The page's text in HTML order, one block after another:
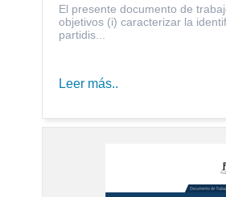
El presente documento de
objetivos (i) caracterizar la
partidis...
Leer más..